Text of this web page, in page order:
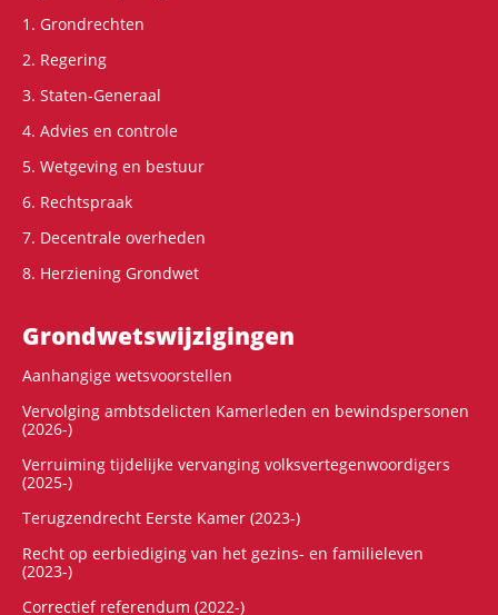
1. Grondrechten
2. Regering
3. Staten-Generaal
4. Advies en controle
5. Wetgeving en bestuur
6. Rechtspraak
7. Decentrale overheden
8. Herziening Grondwet
Grondwets­wijzigingen
Aanhangige wetsvoorstellen
Vervolging ambtsdelicten Kamerleden en bewindspersonen
(2026-)
Verruiming tijdelijke vervanging volksvertegenwoordigers
(2025-)
Terugzendrecht Eerste Kamer (2023-)
Recht op eerbiediging van het gezins- en familieleven
(2023-)
Correctief referendum (2022-)